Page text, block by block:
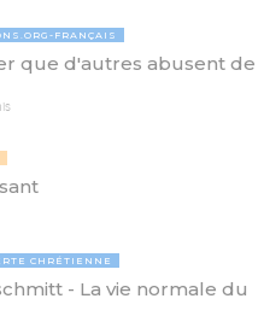
FRANÇAIS
que d'autres abusent de
CHRÉTIENNE
- La vie normale du